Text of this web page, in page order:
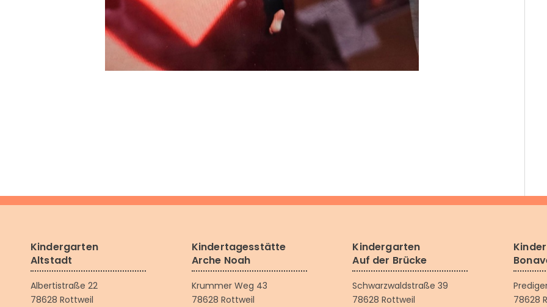
Kindergarten
Altstadt
Albertistraße 22
78628 Rottweil
Kindertagesstätte
Arche Noah
Krummer Weg 43
78628 Rottweil
Kindergarten
Auf der Brücke
Schwarzwaldstraße 39
78628 Rottweil
78628